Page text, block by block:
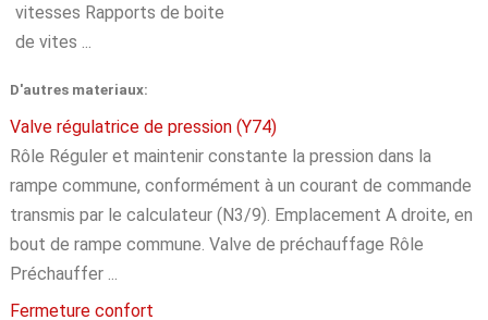
vitesses Rapports de boite
de vites ...
D'autres materiaux:
Valve régulatrice de pression (Y74)
Rôle Réguler et maintenir constante la pression dans la
rampe commune, conformément à un courant de commande
transmis par le calculateur (N3/9). Emplacement A droite, en
bout de rampe commune. Valve de préchauffage Rôle
Préchauffer ...
Fermeture confort